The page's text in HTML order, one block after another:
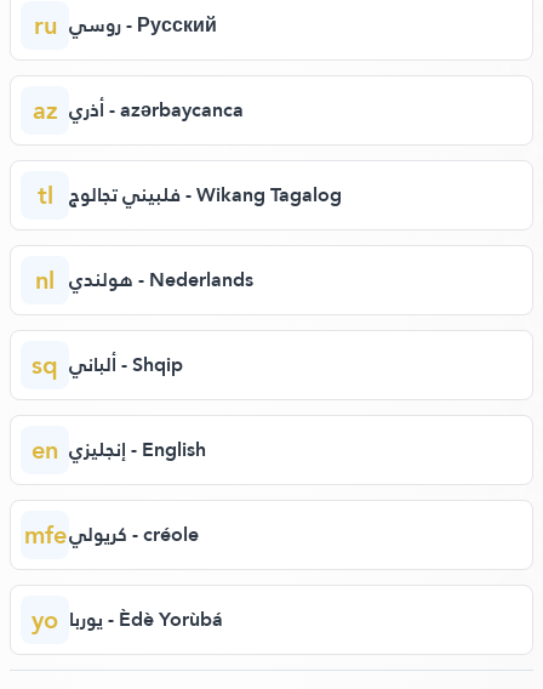
ru روسي - Русский
az أذري - azərbaycanca
tl فلبيني تجالوج - Wikang Tagalog
nl هولندي - Nederlands
sq ألباني - Shqip
en إنجليزي - English
mfe كريولي - créole
yo يوربا - Èdè Yorùbá